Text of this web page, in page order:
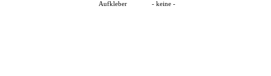
Aufkleber
- keine -